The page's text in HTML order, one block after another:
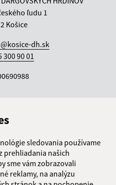
sledovania používame
prehliadania našich
sme vám zobrazovali
reklamy, na analýzu
ľudu 1
Košice
dh.sk
300 90 01